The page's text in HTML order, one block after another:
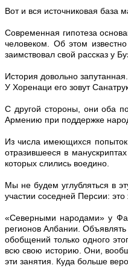
Вот и вся источниковая база
Современная гипотеза
человеком. Об этом
заимствовал свой рассказ у
История довольно
У Хоренаци его зовут
С другой стороны, они оба
Армению при поддержке
Из числа имеющихся попыток
отразившееся в
которых слились воедино.
Мы не будем углубляться в
участии соседней Персии:
«Северными народами» у
регионов Албании.
обобщений только одного
всю свою историю. Они,
эти занятия. Куда больше